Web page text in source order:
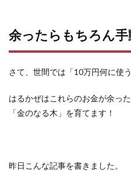
余ったらもちろん
さて、世間では「10万円何に使
はるかぜはこれらのお金が余っ
「金のなる木」を育てます！
昨日こんな記事を書きました。